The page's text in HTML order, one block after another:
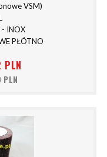
VSM)
- INOX
PŁÓTNO